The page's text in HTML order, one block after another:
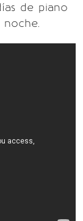
de piano